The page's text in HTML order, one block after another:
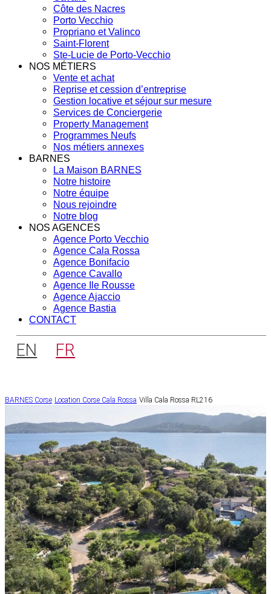
Côte des Nacres
Porto Vecchio
Propriano et Valinco
Saint-Florent
Ste-Lucie de Porto-Vecchio
NOS MÉTIERS
Vente et achat
Reprise et cession d’entreprise
Gestion locative et séjour sur mesure
Services de Conciergerie
Property Management
Programmes Neufs
Nos métiers annexes
BARNES
La Maison BARNES
Notre histoire
Notre équipe
Nous rejoindre
Notre blog
NOS AGENCES
Agence Porto Vecchio
Agence Cala Rossa
Agence Bonifacio
Agence Cavallo
Agence Ile Rousse
Agence Ajaccio
Agence Bastia
CONTACT
EN FR
BARNES Corse Location Corse Cala Rossa Villa Cala Rossa RL216